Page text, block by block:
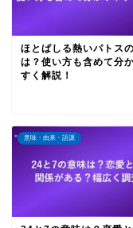
ほとばしる熱いパトス
は？使い方も含めて分
すく解説！
意味・由来・語源